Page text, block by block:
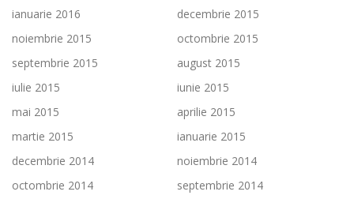
ianuarie 2016
decembrie 2015
noiembrie 2015
octombrie 2015
septembrie 2015
august 2015
iulie 2015
iunie 2015
mai 2015
aprilie 2015
martie 2015
ianuarie 2015
decembrie 2014
noiembrie 2014
octombrie 2014
septembrie 2014